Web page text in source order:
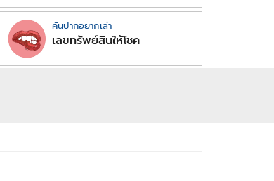
คันปากอยากเล่า
เลขทรัพย์สินให้โชค